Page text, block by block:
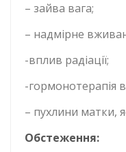
– зайва вага;
– надмірне
-вплив радіації;
-гормонотерапія
– пухлини матки,
Обстеження: